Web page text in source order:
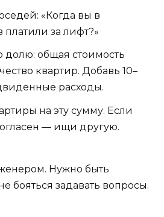
«Когда вы в
за лифт?»
долю: общая стоимость
квартир. Добавь 10–
расходы.
на эту сумму. Если
— ищи другую.
Нужно быть
бояться задавать вопросы.